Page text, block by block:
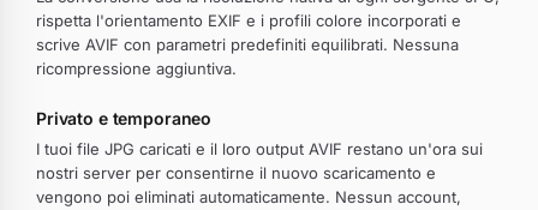
rispetta l'orientamento EXIF e i profili colore incorporati e
scrive AVIF con parametri predefiniti equilibrati. Nessuna
ricompressione aggiuntiva.
Privato e temporaneo
I tuoi file JPG caricati e il loro output AVIF restano un'ora sui
nostri server per consentirne il nuovo scaricamento e
vengono poi eliminati automaticamente. Nessun account,